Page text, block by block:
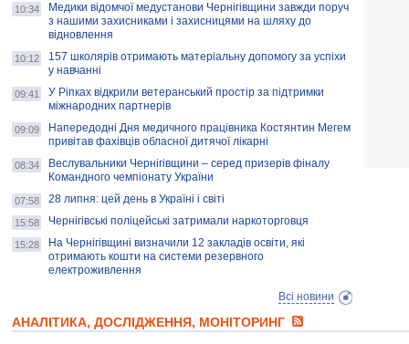
10:34
Медики відомчої медустанови Чернігівщини завжди поруч
з нашими захисниками і захисницями на шляху до
відновлення
10:12
157 школярів отримають матеріальну допомогу за успіхи
у навчанні
09:41
У Ріпках відкрили ветеранський простір за підтримки
міжнародних партнерів
09:09
Напередодні Дня медичного працівника Костянтин Мегем
привітав фахівців обласної дитячої лікарні
08:34
Веслувальники Чернігівщини – серед призерів фіналу
Командного чемпіонату України
07:58 28 липня: цей день в Україні і світі
15:58 Чернігівські поліцейські затримали наркоторговця
15:28
На Чернігівщині визначили 12 закладів освіти, які
отримають кошти на системи резервного
електроживлення
Всі новини
АНАЛІТИКА, ДОСЛІДЖЕННЯ, МОНІТОРИНГ